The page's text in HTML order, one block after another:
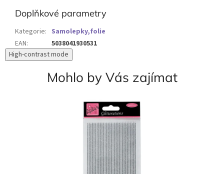
Doplňkové parametry
Kategorie: Samolepky,folie
EAN:
5038041930531
High-contrast mode
Mohlo by Vás zajímat